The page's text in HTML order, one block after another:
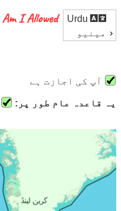
مینیو
آپ کی اجازت ہے
یہ قاعدہ عام طور پر: